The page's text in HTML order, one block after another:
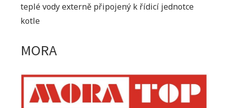
teplé vody externě připojený k řídicí jednotce
kotle
MORA